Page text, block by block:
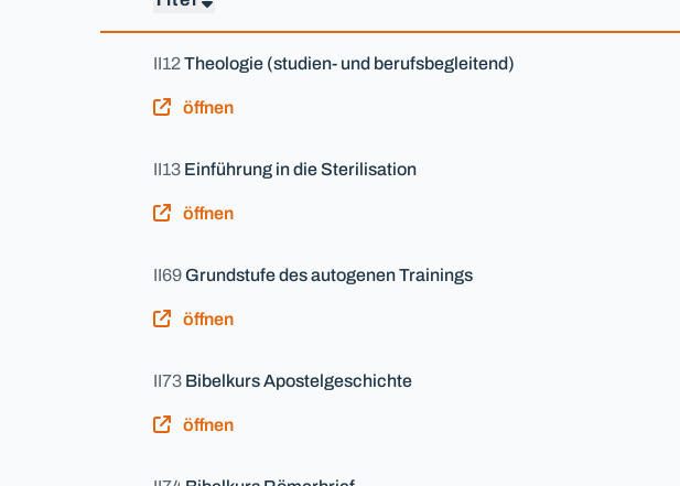
II12Theologie (studien- und berufsbegleitend)
öffnen
II13 Einführung in die Sterilisation
öffnen
II69Grundstufe des autogenen Trainings
öffnen
II73 Bibelkurs Apostelgeschichte
öffnen